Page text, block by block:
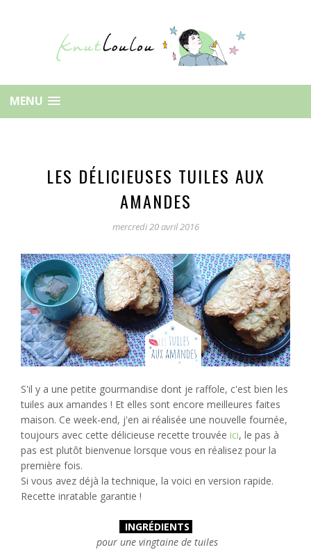
MENU
LES DÉLICIEUSES TUILES AUX
AMANDES
mercredi 20 avril 2016
S'il y a une petite gourmandise dont je raffole, c'est bien les
tuiles aux amandes ! Et elles sont encore meilleures faites
maison. Ce week-end, j'en ai réalisée une nouvelle fournée,
toujours avec cette délicieuse recette trouvée ici, le pas à
pas est plutôt bienvenue lorsque vous en réalisez pour la
première fois.
Si vous avez déjà la technique, la voici en version rapide.
Recette inratable garantie !
INGRÉDIENTS
pour une vingtaine de tuiles